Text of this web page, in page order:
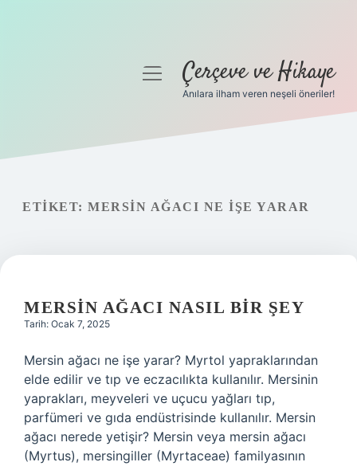
Gizlilik Politikası
menüyüÇerçeve ve Hikaye
Anılara ilham veren neşeli öneriler!
ETIKET: MERSIN AĞACI NE IŞE YARAR
MERSIN AĞACI NASIL BIR ŞEY
Tarih: Ocak 7, 2025
Mersin ağacı ne işe yarar? Myrtol yapraklarından
elde edilir ve tıp ve eczacılıkta kullanılır. Mersinin
yaprakları, meyveleri ve uçucu yağları tıp,
parfümeri ve gıda endüstrisinde kullanılır. Mersin
ağacı nerede yetişir? Mersin veya mersin ağacı
(Myrtus), mersingiller (Myrtaceae) familyasının